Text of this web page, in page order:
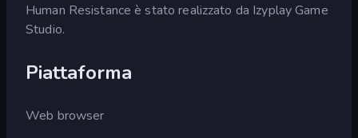
Human Resistance è stato realizzato da Izyplay Game
Studio.
Piattaforma
Web browser